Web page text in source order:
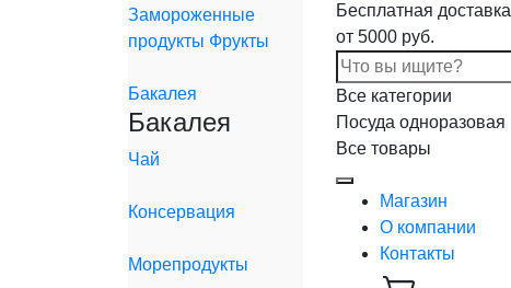
Замороженные
продукты Фрукты
Бакалея
Бакалея
Чай
Консервация
Морепродукты
Бесплатная доставка
от 5000 руб.
Все категории
Посуда одноразовая
Все товары
Магазин
О компании
Контакты